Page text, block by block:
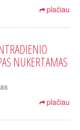
plačiau
NUKERTAMAS
plačiau